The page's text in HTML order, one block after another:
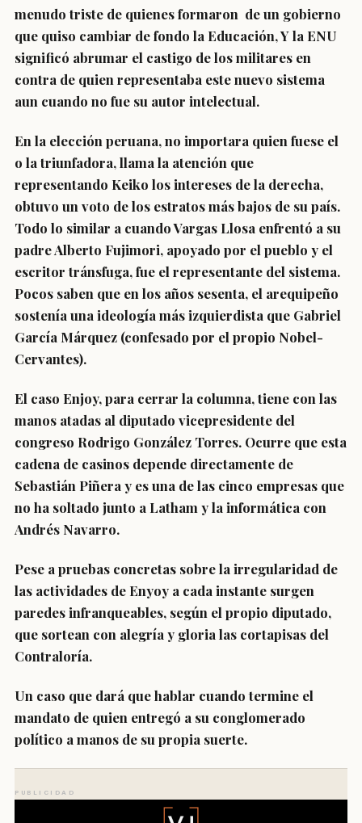
menudo triste de quienes formaron de un gobierno
que quiso cambiar de fondo la Educación, Y la ENU
significó abrumar el castigo de los militares en
contra de quien representaba este nuevo sistema
aun cuando no fue su autor intelectual.
En la elección peruana, no importara quien fuese el
o la triunfadora, llama la atención que
representando Keiko los intereses de la derecha,
obtuvo un voto de los estratos más bajos de su país.
Todo lo similar a cuando Vargas Llosa enfrentó a su
padre Alberto Fujimori, apoyado por el pueblo y el
escritor tránsfuga, fue el representante del sistema.
Pocos saben que en los años sesenta, el arequipeño
sostenía una ideología más izquierdista que Gabriel
García Márquez (confesado por el propio Nobel-
Cervantes).
El caso Enjoy, para cerrar la columna, tiene con las
manos atadas al diputado vicepresidente del
congreso Rodrigo González Torres. Ocurre que esta
cadena de casinos depende directamente de
Sebastián Piñera y es una de las cinco empresas que
no ha soltado junto a Latham y la informática con
Andrés Navarro.
Pese a pruebas concretas sobre la irregularidad de
las actividades de Enyoy a cada instante surgen
paredes infranqueables, según el propio diputado,
que sortean con alegría y gloria las cortapisas del
Contraloría.
Un caso que dará que hablar cuando termine el
mandato de quien entregó a su conglomerado
político a manos de su propia suerte.
PUBLICIDAD